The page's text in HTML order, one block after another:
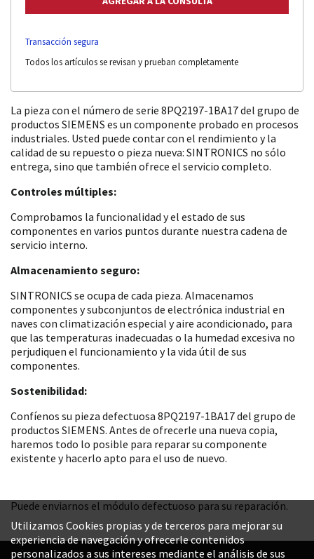
Transacción segura
Todos los artículos se revisan y prueban completamente
La pieza con el número de serie 8PQ2197-1BA17 del grupo de
productos SIEMENS es un componente probado en procesos
industriales. Usted puede contar con el rendimiento y la
calidad de su repuesto o pieza nueva: SINTRONICS no sólo
entrega, sino que también ofrece el servicio completo.
Controles múltiples:
Comprobamos la funcionalidad y el estado de sus
componentes en varios puntos durante nuestra cadena de
servicio interno.
Almacenamiento seguro:
SINTRONICS se ocupa de cada pieza. Almacenamos
componentes y subconjuntos de electrónica industrial en
naves con climatización especial y aire acondicionado, para
que las temperaturas inadecuadas o la humedad excesiva no
perjudiquen el funcionamiento y la vida útil de sus
componentes.
Sostenibilidad:
Confíenos su pieza defectuosa 8PQ2197-1BA17 del grupo de
productos SIEMENS. Antes de ofrecerle una nueva copia,
haremos todo lo posible para reparar su componente
existente y hacerlo apto para el uso de nuevo.
Puede enviarnos el módulo defectuoso para su reparación.
Utilizamos Cookies propias y de terceros para mejorar su
experiencia de navegación y ofrecerle contenidos
personalizados a sus intereses mediante el análisis de sus